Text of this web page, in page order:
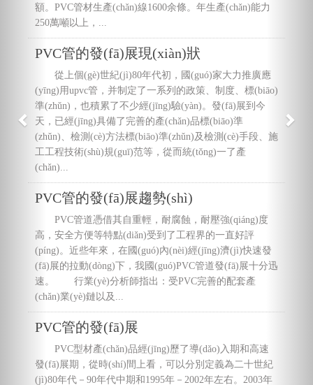
額。PVC管材生產(chǎn)線1600余條。年生產(chǎn)能力
250萬噸以上，...
PVC管的發(fā)展現(xiàn)狀
從上個(gè)世紀(jì)80年代初，國(guó)家大力推廣應
(yīng)用upvc管，并制定了一系列的政策、制度、標(biāo)
準(zhǔn)，也積累了不少經(jīng)驗(yàn)。發(fā)展到今
天，已經(jīng)具備了完善的產(chǎn)品標(biāo)準
(zhǔn)、檢測(cè)方法標(biāo)準(zhǔn)及檢測(cè)手段、施
工工程技術(shù)規(guī)范等，從而統(tǒng)一了產
(chǎn)...
PVC管的發(fā)展趨勢(shì)
PVC管道憑借其自重輕，耐腐蝕，耐壓強(qiáng)度
高，安全方便等特點(diǎn)受到了工程界的一直好評
(píng)。近些年來，在國(guó)內(nèi)經(jīng)濟(jì)快速發
(fā)展的拉動(dòng)下，我國(guó)PVC管道發(fā)展十分迅
速。 行業(yè)分析師指出：受PVC完善的配套產
(chǎn)業(yè)鏈以及...
PVC管的發(fā)展
PVC型材產(chǎn)品經(jīng)歷了導(dǎo)入期和高速
發(fā)展期，從時(shí)間上看，可以分別定義為二十世紀
(jì)80年代－90年代中期和1995年－2002年左右。2003年